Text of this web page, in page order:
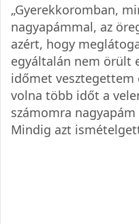
„Gyerekkoromban,
nagyapámmal, az
azért, hogy
egyáltalán nem örült
időmet
volna több időt a
számomra
Mindig azt